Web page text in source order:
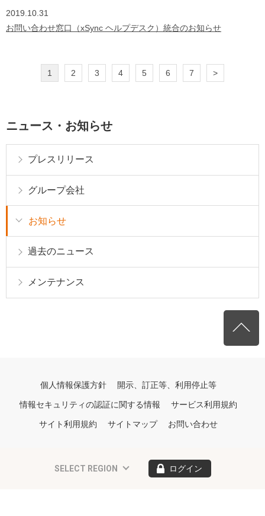
2019.10.31
お問い合わせ窓口（xSync ヘルプデスク）統合のお知らせ
1 2 3 4 5 6 7 >
ニュース・お知らせ
プレスリリース
グループ会社
お知らせ
過去のニュース
メンテナンス
個人情報保護方針 開示、訂正等、利用停止等
情報セキュリティの認証に関する情報 サービス利用規約
サイト利用規約 サイトマップ お問い合わせ
SELECT REGION ログイン